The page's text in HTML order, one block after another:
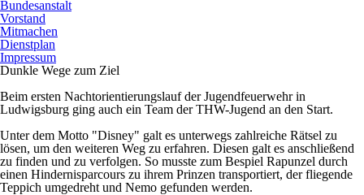
Bundesanstalt
Vorstand
Mitmachen
Dienstplan
Impressum
Dunkle Wege zum Ziel
Beim ersten Nachtorientierungslauf der Jugendfeuerwehr in
Ludwigsburg ging auch ein Team der THW-Jugend an den Start.
Unter dem Motto "Disney" galt es unterwegs zahlreiche Rätsel zu
lösen, um den weiteren Weg zu erfahren. Diesen galt es anschließend
zu finden und zu verfolgen. So musste zum Bespiel Rapunzel durch
einen Hindernisparcours zu ihrem Prinzen transportiert, der fliegende
Teppich umgedreht und Nemo gefunden werden.